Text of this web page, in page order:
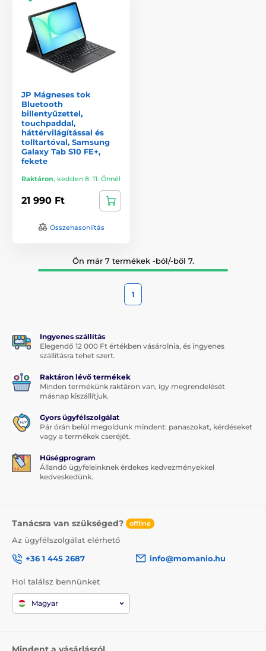
JP Mágneses tok
Bluetooth
billentyűzettel,
touchpaddal,
háttérvilágítással és
tolltartóval, Samsung
Galaxy Tab S10 FE+,
fekete
Raktáron, kedden 8. 11. Önnél
21 990 Ft
Összehasonlítás
Ön már 7 termékek -ból/-ből 7.
1
Ingyenes szállítás
Elegendő 12 000 Ft értékben vásárolnia, és ingyenes
szállításra tehet szert.
Raktáron lévő termékek
Minden termékünk raktáron van, így megrendelését
másnap kiszállítjuk.
Gyors ügyfélszolgálat
Pár órán belül megoldunk mindent: panaszokat, kérdéseket
vagy a termékek cseréjét.
Hűségprogram
Állandó ügyfeleinknek érdekes kedvezményekkel
kedveskedünk.
Tanácsra van szükséged? offline
Az ügyfélszolgálat elérhető
+36 1 445 2687
info@momanio.hu
Hol találsz bennünket
Magyar